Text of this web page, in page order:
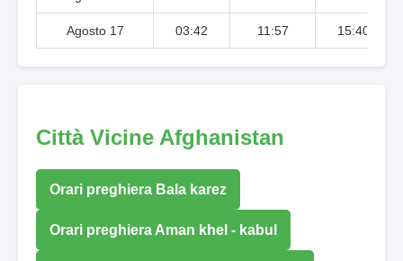
Agosto 17 03:42 11:57 15:40
Città Vicine Afghanistan
Orari preghiera Bala karez
Orari preghiera Aman khel - kabul